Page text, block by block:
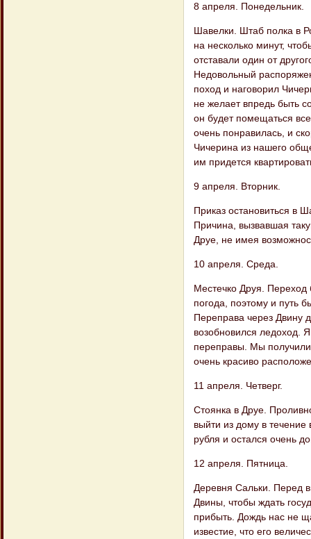
8 апреля. Понедельник.
Шавелки. Штаб полка в
на несколько минут,
отставали один от
Недовольный
поход и наговорил
не желает впредь быть
он будет помещаться
очень понравилась, и
Чичерина из нашего
им придется
9 апреля. Вторник.
Приказ остановиться в
Причина, вызвавшая
Друе, не имея
10 апреля. Среда.
Местечко Друя. Переход
погода, поэтому и путь
Переправа через Двину
возобновился ледоход.
переправы. Мы получили
очень красиво
11 апреля. Четверг.
Стоянка в Друе.
выйти из дому в
рубля и остался очень
12 апреля. Пятница.
Деревня Сальки. Перед
Двины, чтобы ждать
прибыть. Дождь нас не
известие, что его